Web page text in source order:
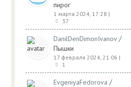
пирог
1 марта 2024, 17:28 |
37
DanilDenDimonIvanov /
Пышки
17 февраля 2024, 21:06 |
1
EvgeniyaFedorova /